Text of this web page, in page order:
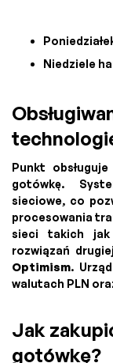
Niedziele
Punkt
gotówkę.
sieciowe, co
procesowania
sieci takich jak
rozwiązań
Optimism.
walutach PLN
Jak
gotówkę?